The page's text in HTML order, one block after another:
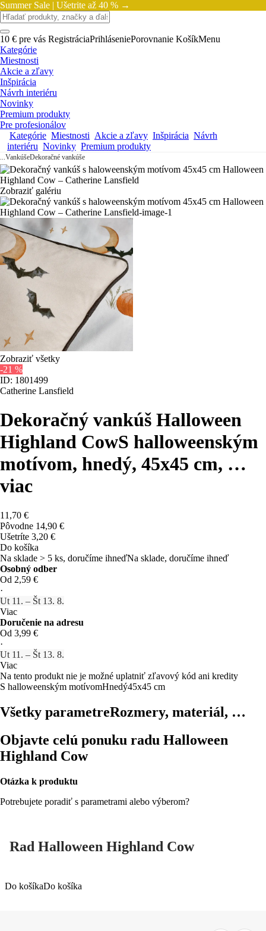
Summer Sale | Ušetrite až 40 % →
10 € pre vás RegistráciaPrihláseniePorovnanie KošíkMenu
Kategórie
Miestnosti
Akcie a zľavy
Inšpirácia
Návrh interiéru
Novinky
Premium produkty
Pre profesionálov
Kategórie Miestnosti Akcie a zľavy Inšpirácia Návrh
interiéru Novinky Premium produkty
...VankúšeDekoračné vankúše
Zobraziť galériu
Zobraziť všetky
-21 %
ID: 1801499
Catherine Lansfield
Dekoračný vankúš Halloween
Highland CowS halloweenským
motívom, hnedý, 45x45 cm, …
viac
11,70 €
Pôvodne 14,90 €
Ušetríte 3,20 €
Do košíka
Na sklade > 5 ks, doručíme ihneďNa sklade, doručíme ihneď
Osobný odber
Od 2,59 €
·
Ut 11. – Št 13. 8.
Viac
Doručenie na adresu
Od 3,99 €
·
Ut 11. – Št 13. 8.
Viac
Na tento produkt nie je možné uplatniť zľavový kód ani kredity
S halloweenským motívomHnedý45x45 cm
Všetky parametreRozmery, materiál, …
Objavte celú ponuku radu Halloween
Highland Cow
Otázka k produktu
Potrebujete poradiť s parametrami alebo výberom?
Rad Halloween Highland Cow
Do košíkaDo košíka